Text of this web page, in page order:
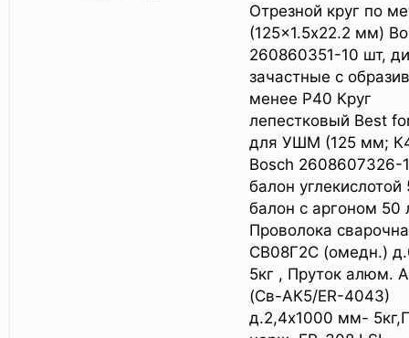
Отрезной круг по
(125×1.5х22.2 мм)
260860351-10 шт,
зачастные с
менее Р40 Круг
лепестковый Best
для УШМ (125 мм;
Bosch 2608607326-
балон углекислотой
балон с аргоном 50
Проволока
СВ08Г2С (омедн.)
5кг , Пруток алюм.
(Св-АК5/ER-4043)
д.2,4х1000 мм-